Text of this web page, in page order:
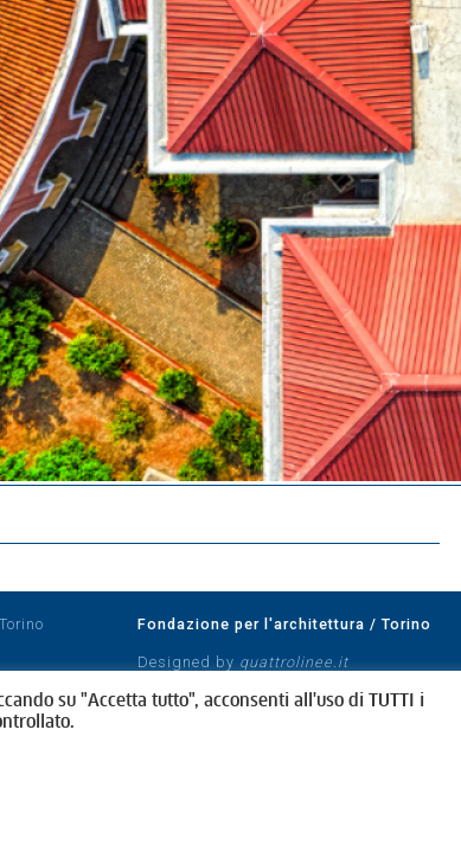
Fondazione per l'architettura / Torino
Designed by quattrolinee.it
su "Accetta tutto", acconsenti all'uso di TUTTI i